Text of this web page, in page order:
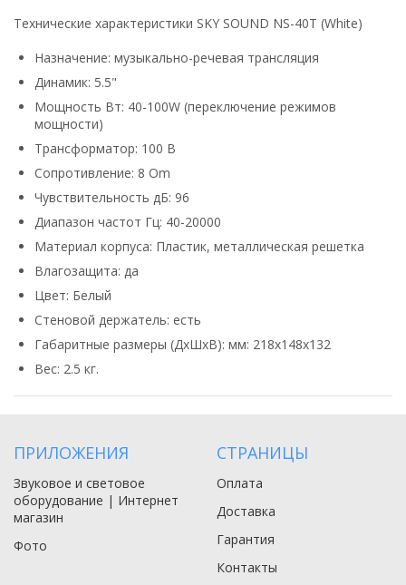
Технические характеристики SKY SOUND NS-40T (White)
Назначение: музыкально-речевая трансляция
Динамик: 5.5"
Мощность Вт: 40-100W (переключение режимов
мощности)
Трансформатор: 100 В
Сопротивление: 8 Om
Чувствительность дБ: 96
Диапазон частот Гц: 40-20000
Материал корпуса: Пластик, металлическая решетка
Влагозащита: да
Цвет: Белый
Стеновой держатель: есть
Габаритные размеры (ДхШхВ): мм: 218х148х132
Вес: 2.5 кг.
ПРИЛОЖЕНИЯ
Звуковое и световое
оборудование | Интернет
магазин
Фото
СТРАНИЦЫ
Оплата
Доставка
Гарантия
Контакты